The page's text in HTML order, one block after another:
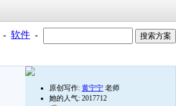
- 软件 -
原创写作: 黄宁宁 老师
她的人气: 2017712